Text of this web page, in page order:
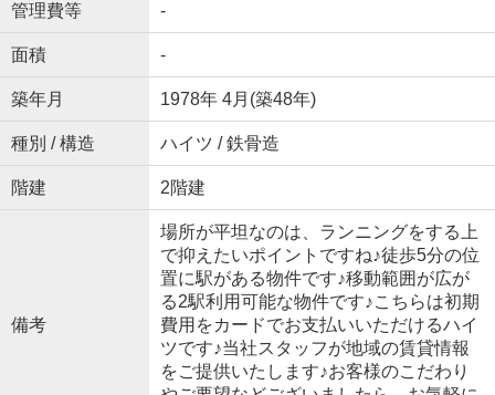
管理費等 -
面積 -
築年月 1978年 4月(築48年)
種別 / 構造 ハイツ / 鉄骨造
階建 2階建
備考
場所が平坦なのは、ランニングをする上
で抑えたいポイントですね♪徒歩5分の位
置に駅がある物件です♪移動範囲が広が
る2駅利用可能な物件です♪こちらは初期
費用をカードでお支払いいただけるハイ
ツです♪当社スタッフが地域の賃貸情報
をご提供いたします♪お客様のこだわり